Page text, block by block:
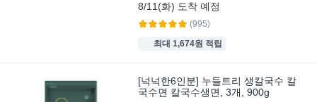
8/11(화) 도착 예정
(995)
최대 1,674원 적립
[넉넉한6인분] 누들트리 생칼국수 칼
국수면 칼국수생면, 3개, 900g